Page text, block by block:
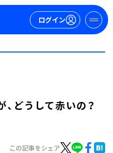
ログイン
どうして赤いの？
この記事をシェア